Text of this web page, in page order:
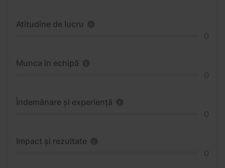
Atitudine de lucru
Munca în echipă
Îndemânare și experiență
Impact și rezultate